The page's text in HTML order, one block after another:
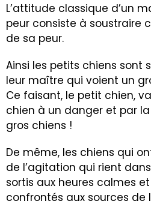
L’attitude classique d’un
peur consiste à soustraire
de sa peur.
Ainsi les petits chiens sont
leur maître qui voient un
Ce faisant, le petit chien,
chien à un danger et par
gros chiens !
De même, les chiens qui
de l’agitation qui rient
sortis aux heures calmes
confrontés aux sources de